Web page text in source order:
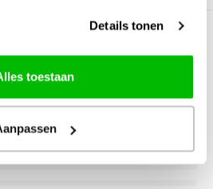
Details tonen
toestaan